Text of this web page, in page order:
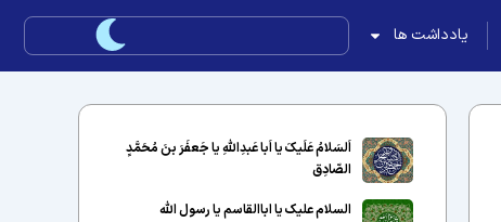
یادداشت ها
اَلسَلامُ عَلَیکَ یا اَبا عَبدِاللّهِ یا جَعفَرَ بنَ مُحَمَّدٍ
الصّادِق
السلام علیک یا اباالقاسم یا رسول الله